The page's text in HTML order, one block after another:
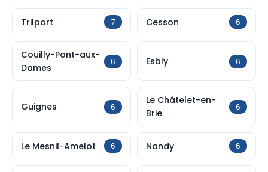
Trilport 7 Cesson 6
Couilly-Pont-aux-
Dames
6 Esbly 6
Guignes 6
Le Châtelet-en-
Brie
6
Le Mesnil-Amelot 6 Nandy 6